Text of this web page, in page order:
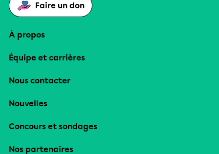
Faire un don
À propos
Équipe et carrières
Nous contacter
Nouvelles
Concours et sondages
Nos partenaires